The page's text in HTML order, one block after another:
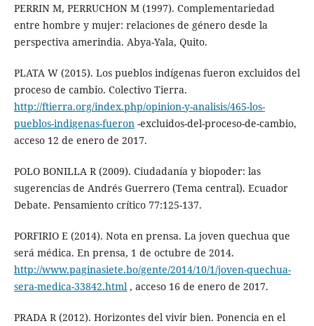
PERRIN M, PERRUCHON M (1997). Complementariedad
entre hombre y mujer: relaciones de género desde la
perspectiva amerindia. Abya-Yala, Quito.
PLATA W (2015). Los pueblos indígenas fueron excluidos del
proceso de cambio. Colectivo Tierra.
http://ftierra.org/index.php/opinion-y-analisis/465-los-
pueblos-indigenas-fueron-excluidos-del-proceso-de-cambio,
acceso 12 de enero de 2017.
POLO BONILLA R (2009). Ciudadanía y biopoder: las
sugerencias de Andrés Guerrero (Tema central). Ecuador
Debate. Pensamiento crítico 77:125-137.
PORFIRIO E (2014). Nota en prensa. La joven quechua que
será médica. En prensa, 1 de octubre de 2014.
http://www.paginasiete.bo/gente/2014/10/1/joven-quechua-
sera-medica-33842.html, acceso 16 de enero de 2017.
PRADA R (2012). Horizontes del vivir bien. Ponencia en el